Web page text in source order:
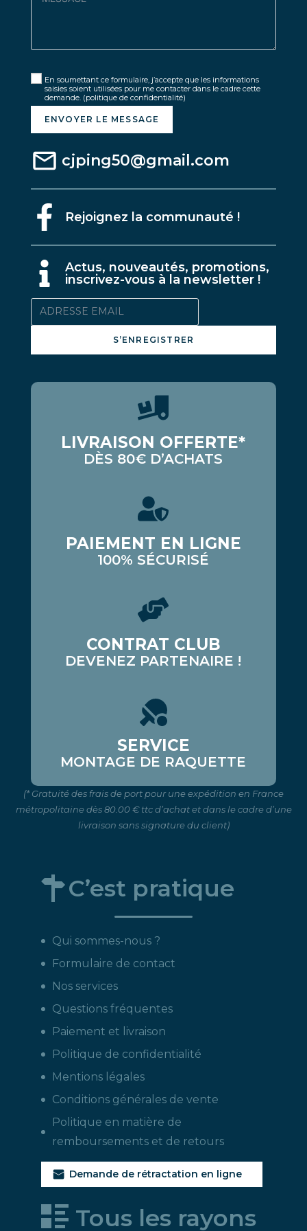
En soumettant ce formulaire, j’accepte que les informations
saisies soient utilisées pour me contacter dans le cadre cette
demande. (politique de confidentialité)
ENVOYER LE MESSAGE
cjping50@gmail.com
Rejoignez la communauté !
Actus, nouveautés, promotions,
inscrivez-vous à la newsletter !
S’ENREGISTRER
LIVRAISON OFFERTE*
DÈS 80€ D’ACHATS
PAIEMENT EN LIGNE
100% SÉCURISÉ
CONTRAT CLUB
DEVENEZ PARTENAIRE !
SERVICE
MONTAGE DE RAQUETTE
(* Gratuité des frais de port pour une expédition en France
métropolitaine dès 80.00 € ttc d’achat et dans le cadre d’une
livraison sans signature du client)
C’est pratique
Qui sommes-nous ?
Formulaire de contact
Nos services
Questions fréquentes
Paiement et livraison
Politique de confidentialité
Mentions légales
Conditions générales de vente
Politique en matière de
remboursements et de retours
Demande de rétractation en ligne
Tous les rayons